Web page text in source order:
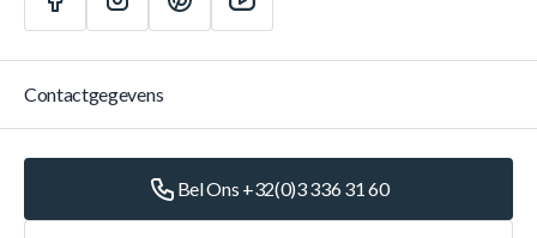
Contactgegevens
Bel Ons +32(0)3 336 31 60